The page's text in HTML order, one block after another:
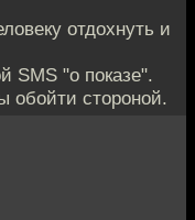
отдохнуть и
SMS "о показе".
обойти стороной.